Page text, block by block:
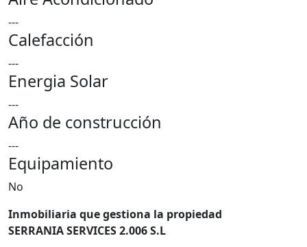
---
Calefacción
---
Energia Solar
---
Año de construcción
---
Equipamiento
No
Inmobiliaria que gestiona la propiedad
SERRANIA SERVICES 2.006 S.L